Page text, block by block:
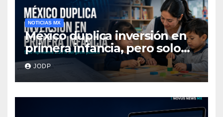
NOTICIAS MX
México duplica inversión en
primera infancia, pero solo
destina 2.53% del gasto
público
JODP